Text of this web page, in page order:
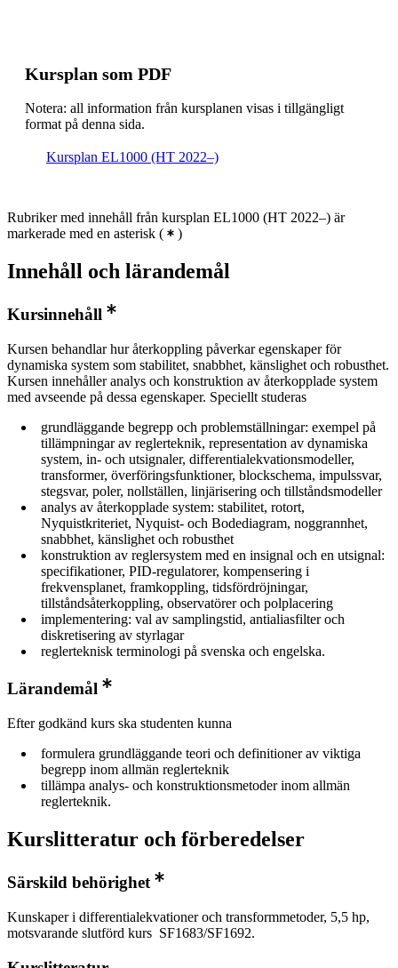
Kursplan som PDF
Notera: all information från kursplanen visas i tillgängligt
format på denna sida.
Kursplan EL1000 (HT 2022–)
Rubriker med innehåll från kursplan EL1000 (HT 2022–) är
markerade med en asterisk ( )
Innehåll och lärandemål
Kursinnehåll
Kursen behandlar hur återkoppling påverkar egenskaper för
dynamiska system som stabilitet, snabbhet, känslighet och robusthet.
Kursen innehåller analys och konstruktion av återkopplade system
med avseende på dessa egenskaper. Speciellt studeras
grundläggande begrepp och problemställningar: exempel på
tillämpningar av reglerteknik, representation av dynamiska
system, in- och utsignaler, differentialekvationsmodeller,
transformer, överföringsfunktioner, blockschema, impulssvar,
stegsvar, poler, nollställen, linjärisering och tillståndsmodeller
analys av återkopplade system: stabilitet, rotort,
Nyquistkriteriet, Nyquist- och Bodediagram, noggrannhet,
snabbhet, känslighet och robusthet
konstruktion av reglersystem med en insignal och en utsignal:
specifikationer, PID-regulatorer, kompensering i
frekvensplanet, framkoppling, tidsfördröjningar,
tillståndsåterkoppling, observatörer och polplacering
implementering: val av samplingstid, antialiasfilter och
diskretisering av styrlagar
reglerteknisk terminologi på svenska och engelska.
Lärandemål
Efter godkänd kurs ska studenten kunna
formulera grundläggande teori och definitioner av viktiga
begrepp inom allmän reglerteknik
tillämpa analys- och konstruktionsmetoder inom allmän
reglerteknik.
Kurslitteratur och förberedelser
Särskild behörighet
Kunskaper i differentialekvationer och transformmetoder, 5,5 hp,
motsvarande slutförd kurs SF1683/SF1692.